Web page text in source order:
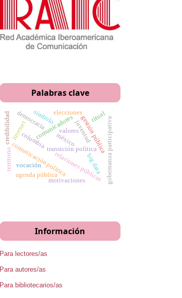
Palabras clave
comunicación política
méxico
transición política
relaciones públicas
colombia
big data
comunicadores gobernanza participativa
gestión pública
democracia elecciones
agenda pública
internet
territorio
motivaciones
vocación
credibilidad valoresjuventud
símbolo ritual
Información
Para lectores/as
Para autores/as
Para bibliotecarios/as